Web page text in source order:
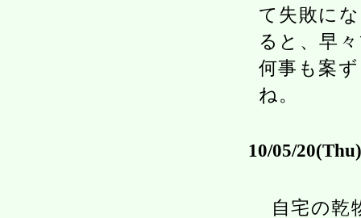
て失敗に
ると、早
何事も案
ね。
10/05/20(Thu)
自宅の乾